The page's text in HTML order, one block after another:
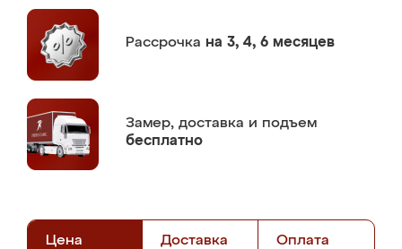
Рассрочка на 3, 4, 6 месяцев
Замер, доставка и подъем
бесплатно
Цена Доставка Оплата